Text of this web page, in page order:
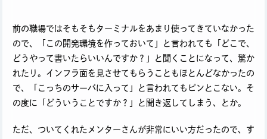
前の職場ではそもそもターミナルをあまり使ってきていなかった
ので、「この開発環境を作っておいて」と言われても「どこで、
どうやって書いたらいいんですか？」と聞くことになって、驚か
れたり。インフラ面を見させてもらうこともほとんどなかったの
で、「こっちのサーバに入って」と言われてもピンとこない。そ
の度に「どういうことですか？」と聞き返してしまう、とか。
ただ、ついてくれたメンターさんが非常にいい方だったので、す